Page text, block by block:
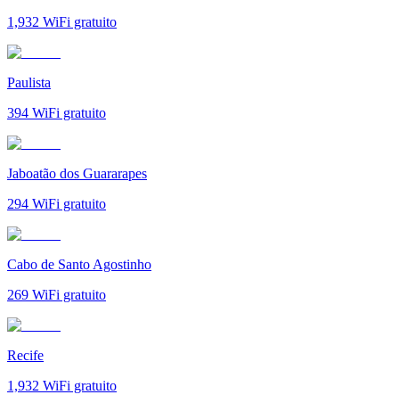
1,932 WiFi gratuito
Paulista
394 WiFi gratuito
Jaboatão dos Guararapes
294 WiFi gratuito
Cabo de Santo Agostinho
269 WiFi gratuito
Recife
1,932 WiFi gratuito